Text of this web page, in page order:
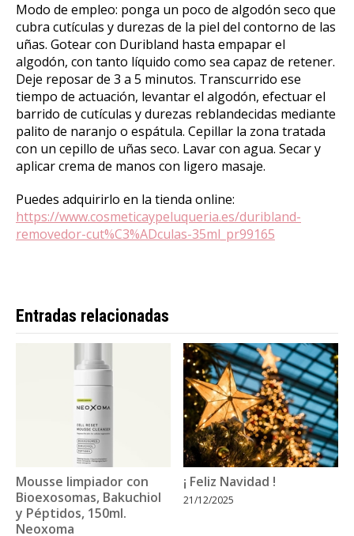
Modo de empleo: ponga un poco de algodón seco que
cubra cutículas y durezas de la piel del contorno de las
uñas. Gotear con Duribland hasta empapar el
algodón, con tanto líquido como sea capaz de retener.
Deje reposar de 3 a 5 minutos. Transcurrido ese
tiempo de actuación, levantar el algodón, efectuar el
barrido de cutículas y durezas reblandecidas mediante
palito de naranjo o espátula. Cepillar la zona tratada
con un cepillo de uñas seco. Lavar con agua. Secar y
aplicar crema de manos con ligero masaje.
Puedes adquirirlo en la tienda online:
https://www.cosmeticaypeluqueria.es/duribland-
removedor-cut%C3%ADculas-35ml_pr99165
Entradas relacionadas
Mousse limpiador con
Bioexosomas, Bakuchiol
y Péptidos, 150ml.
Neoxoma
¡ Feliz Navidad !
21/12/2025